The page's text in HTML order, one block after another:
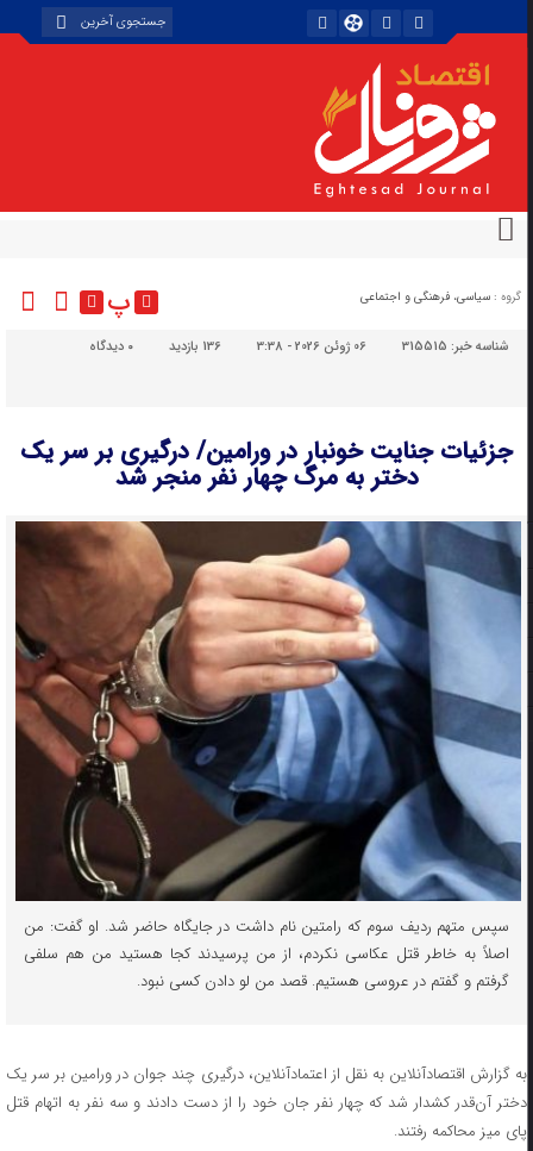
گروه : سیاسی، فرهنگی و اجتماعی پ
شناسه خبر:315515 06 ژوئن 2026 - 3:38 136 بازدید دیدگاه
جزئیات جنایت خونبار در ورامین/ درگیری بر سر یک
دختر به مرگ چهار نفر منجر شد
سپس متهم ردیف سوم که رامتین نام داشت در جایگاه حاضر شد. او گفت: من
اصلاً به خاطر قتل عکاسی نکردم، از من پرسیدند کجا هستید من هم سلفی
گرفتم و گفتم در عروسی هستیم. قصد من لو دادن کسی نبود.
به گزارش اقتصادآنلاین به نقل از اعتمادآنلاین، درگیری چند جوان در ورامین بر سر یک
دختر آن‌قدر کشدار شد که چهار نفر جان خود را از دست دادند و سه نفر به اتهام قتل
پای میز محاکمه رفتند.